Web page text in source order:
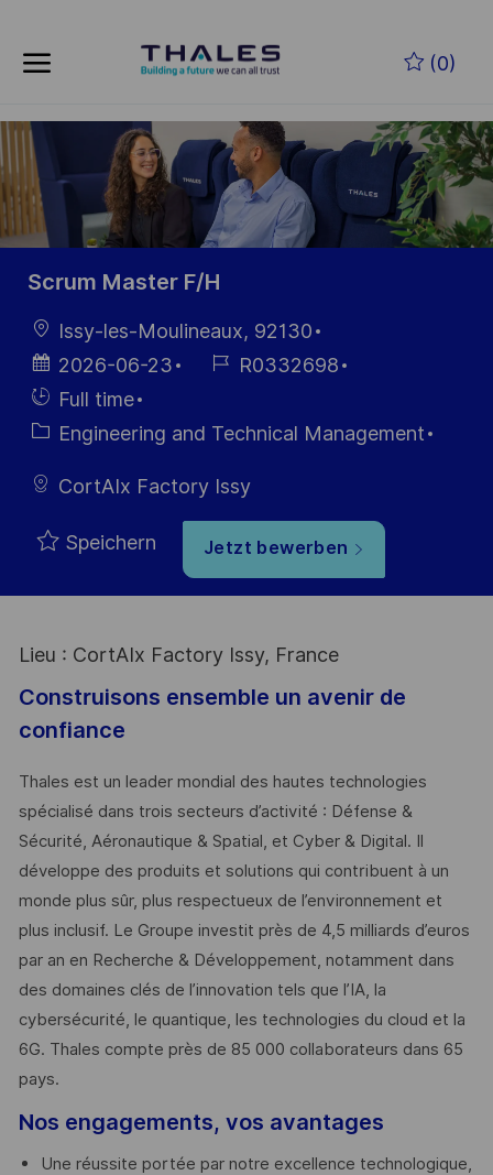
(0)
-
Scrum Master F/H
Ort
Issy-les-Moulineaux, 92130
Datum der
Veröffentlichung
2026-06-23
Job- R0332698
Einstellunngstyp
Full time
Kategorie
Engineering and Technical Management
CortAIx Factory Issy
Speichern Jetzt bewerben
Lieu : CortAIx Factory Issy, France
Construisons ensemble un avenir de
confiance
Thales est un leader mondial des hautes technologies
spécialisé dans trois secteurs d’activité : Défense &
Sécurité, Aéronautique & Spatial, et Cyber & Digital. Il
développe des produits et solutions qui contribuent à un
monde plus sûr, plus respectueux de l’environnement et
plus inclusif. Le Groupe investit près de 4,5 milliards d’euros
par an en Recherche & Développement, notamment dans
des domaines clés de l’innovation tels que l’IA, la
cybersécurité, le quantique, les technologies du cloud et la
6G. Thales compte près de 85 000 collaborateurs dans 65
pays. ​
Nos engagements, vos avantages
Une réussite portée par notre excellence technologique,